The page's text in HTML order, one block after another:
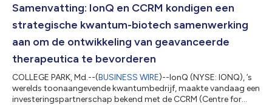
architectuur, ontworpen om de cybersecurity-infrastructuur
van het land te versterken en Europa’s digitale kwantumprogr...
Samenvatting: IonQ en CCRM kondigen een
strategische kwantum-biotech samenwerking
aan om de ontwikkeling van geavanceerde
therapeutica te bevorderen
COLLEGE PARK, Md.--(BUSINESS WIRE)--IonQ (NYSE: IONQ), ’s
werelds toonaangevende kwantumbedrijf, maakte vandaag een
investeringspartnerschap bekend met de CCRM (Centre for